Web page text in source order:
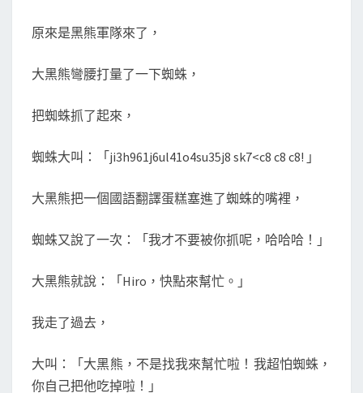
原來是黑熊軍隊來了，
大黑熊彎腰打量了一下蜘蛛，
把蜘蛛抓了起來，
蜘蛛大叫：「ji3h961j6ul41o4su35j8 sk7<c8 c8 c8! 」
大黑熊把一個國語翻譯蛋糕塞進了蜘蛛的嘴裡，
蜘蛛又說了一次：「我才不要被你抓呢，哈哈哈！」
大黑熊就說：「Hiro，快點來幫忙。」
我走了過去，
大叫：「大黑熊，不是找我來幫忙啦！我超怕蜘蛛，
你自己把他吃掉啦！」